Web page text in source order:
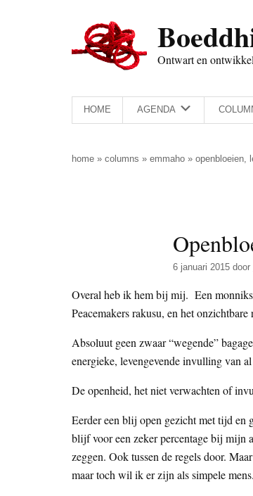
Ontwart en
HOME AGENDA
home » columns » emmaho » openbloeien,
6 januari 2015 door
Overal heb ik hem bij mij. Een
Peacemakers rakusu, en het
Absoluut geen zwaar “wegende”
energieke, levengevende invulling van
De openheid, het niet verwachten of
Eerder een blij open gezicht met tijd
blijf voor een zeker percentage bij mijn
zeggen. Ook tussen de regels door.
maar toch wil ik er zijn als simpele